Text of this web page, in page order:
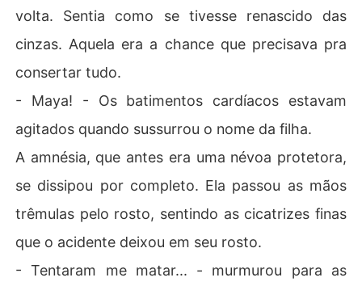
volta. Sentia como se tivesse renascido das
cinzas. Aquela era a chance que precisava pra
consertar tudo.
- Maya! - Os batimentos cardíacos estavam
agitados quando sussurrou o nome da filha.
A amnésia, que antes era uma névoa protetora,
se dissipou por completo. Ela passou as mãos
trêmulas pelo rosto, sentindo as cicatrizes finas
que o acidente deixou em seu rosto.
- Tentaram me matar... - murmurou para as